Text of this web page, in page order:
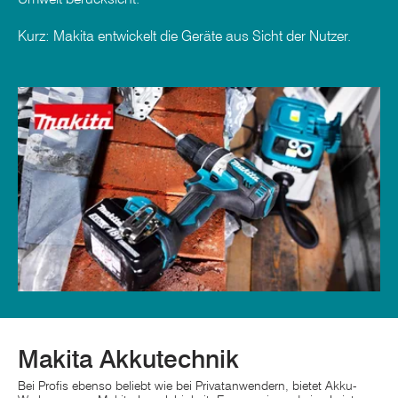
Kurz: Makita entwickelt die Geräte aus Sicht der Nutzer.
Makita Akkutechnik
Bei Profis ebenso beliebt wie bei Privatanwendern, bietet Akku-